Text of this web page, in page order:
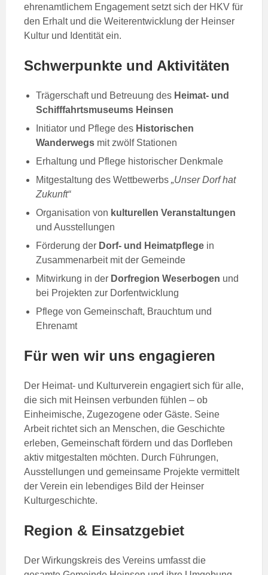
ehrenamtlichem Engagement setzt sich der HKV für
den Erhalt und die Weiterentwicklung der Heinser
Kultur und Identität ein.
Schwerpunkte und Aktivitäten
Trägerschaft und Betreuung des Heimat- und
Schifffahrtsmuseums Heinsen
Initiator und Pflege des Historischen
Wanderwegs mit zwölf Stationen
Erhaltung und Pflege historischer Denkmale
Mitgestaltung des Wettbewerbs „Unser Dorf hat
Zukunft“
Organisation von kulturellen Veranstaltungen
und Ausstellungen
Förderung der Dorf- und Heimatpflege in
Zusammenarbeit mit der Gemeinde
Mitwirkung in der Dorfregion Weserbogen und
bei Projekten zur Dorfentwicklung
Pflege von Gemeinschaft, Brauchtum und
Ehrenamt
Für wen wir uns engagieren
Der Heimat- und Kulturverein engagiert sich für alle,
die sich mit Heinsen verbunden fühlen – ob
Einheimische, Zugezogene oder Gäste. Seine
Arbeit richtet sich an Menschen, die Geschichte
erleben, Gemeinschaft fördern und das Dorfleben
aktiv mitgestalten möchten. Durch Führungen,
Ausstellungen und gemeinsame Projekte vermittelt
der Verein ein lebendiges Bild der Heinser
Kulturgeschichte.
Region & Einsatzgebiet
Der Wirkungskreis des Vereins umfasst die